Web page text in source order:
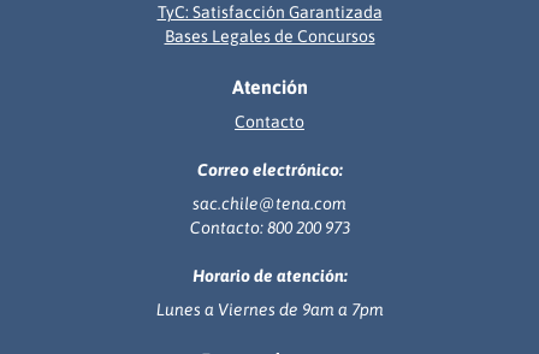
TyC: Satisfacción Garantizada
Bases Legales de Concursos
Atención
Contacto
Correo electrónico:
sac.chile@tena.com
Contacto: 800 200 973
Horario de atención:
Lunes a Viernes de 9am a 7pm